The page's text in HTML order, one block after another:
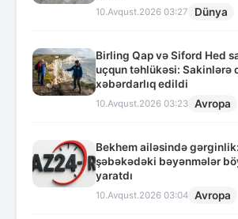
10.Avqust.2026 03:27 Dünya
Birling Qap və Siford Hed
uçqun təhlükəsi: Sakinlərə
xəbərdarlıq edildi
10.Avqust.2026 03:23 Avropa
Bekhem ailəsində
şəbəkədəki bəyənmələr
yaratdı
10.Avqust.2026 03:04 Avropa